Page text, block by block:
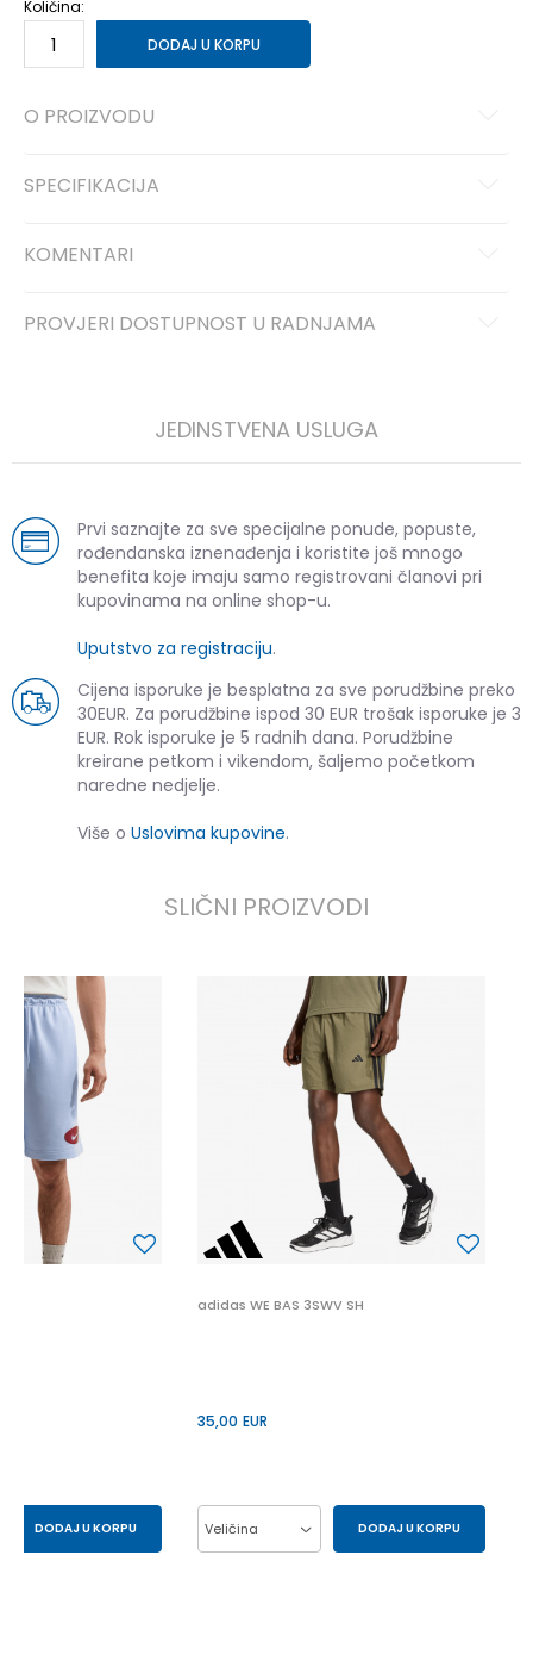
Količina:
DODAJ U KORPU
O PROIZVODU
SPECIFIKACIJA
KOMENTARI
PROVJERI DOSTUPNOST U RADNJAMA
JEDINSTVENA USLUGA
Prvi saznajte za sve specijalne ponude, popuste,
rođendanska iznenađenja i koristite još mnogo
benefita koje imaju samo registrovani članovi pri
kupovinama na online shop-u.
Uputstvo za registraciju.
Cijena isporuke je besplatna za sve porudžbine preko
30EUR. Za porudžbine ispod 30 EUR trošak isporuke je 3
EUR. Rok isporuke je 5 radnih dana. Porudžbine
kreirane petkom i vikendom, šaljemo početkom
naredne nedjelje.
Više o Uslovima kupovine.
SLIČNI PROIZVODI
DODAJ U KORPU
adidas WE BAS 3SWV SH
35,00 EUR
Veličina DODAJ U KORPU